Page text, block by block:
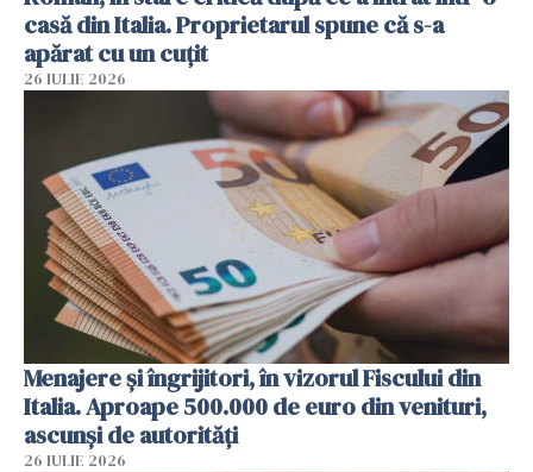
casă din Italia. Proprietarul spune că s-a
apărat cu un cuțit
26 IULIE 2026
Menajere și îngrijitori, în vizorul Fiscului din
Italia. Aproape 500.000 de euro din venituri,
ascunși de autorități
26 IULIE 2026